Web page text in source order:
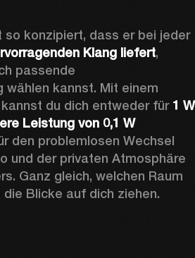
so konzipiert, dass er bei jeder
Klang liefert,
passende
wählen kannst. Mit einem
du dich entweder für 1 W
Leistung von 0,1 W
den problemlosen Wechsel
und der privaten Atmosphäre
Ganz gleich, welchen Raum
Blicke auf dich ziehen.